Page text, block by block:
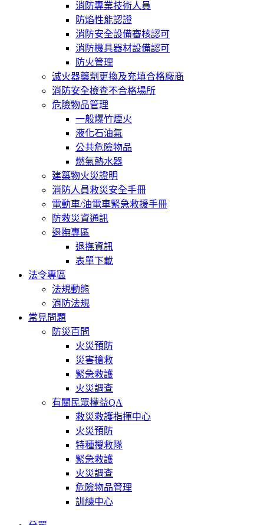
消防專業技術人員
防焰性能認證
消防安全設備審核認可
消防機具器材設備認可
防火管理
滅火器藥劑更換及充填合格廠商
消防安全檢查不合格場所
危險物品管理
一般爆竹煙火
液化石油氣
公共危險物品
燃氣熱水器
建築物火災證明
消防人員救災安全手冊
電動車/油電車緊急救援手冊
防救災資通訊
退撫專區
退撫資訊
表單下載
法令專區
法規動態
消防法規
常見問題
防災百問
火災預防
災害搶救
緊急救護
火災調查
有關民眾權益QA
救災救護指揮中心
火災預防
特種搜救隊
緊急救護
火災調查
危險物品管理
訓練中心